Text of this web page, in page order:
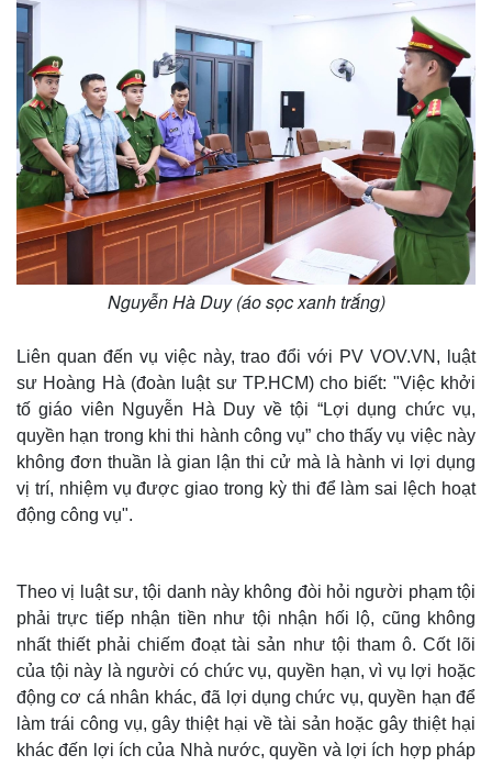
Nguyễn Hà Duy (áo sọc xanh trắng)
Liên quan đến vụ việc này, trao đổi với PV VOV.VN, luật
sư Hoàng Hà (đoàn luật sư TP.HCM) cho biết: "Việc khởi
tố giáo viên Nguyễn Hà Duy về tội “Lợi dụng chức vụ,
quyền hạn trong khi thi hành công vụ” cho thấy vụ việc này
không đơn thuần là gian lận thi cử mà là hành vi lợi dụng
vị trí, nhiệm vụ được giao trong kỳ thi để làm sai lệch hoạt
động công vụ".
Theo vị luật sư, tội danh này không đòi hỏi người phạm tội
phải trực tiếp nhận tiền như tội nhận hối lộ, cũng không
nhất thiết phải chiếm đoạt tài sản như tội tham ô. Cốt lõi
của tội này là người có chức vụ, quyền hạn, vì vụ lợi hoặc
động cơ cá nhân khác, đã lợi dụng chức vụ, quyền hạn để
làm trái công vụ, gây thiệt hại về tài sản hoặc gây thiệt hại
khác đến lợi ích của Nhà nước, quyền và lợi ích hợp pháp